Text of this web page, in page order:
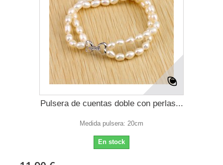
Pulsera de cuentas doble con perlas...
Medida pulsera: 20cm
En stock